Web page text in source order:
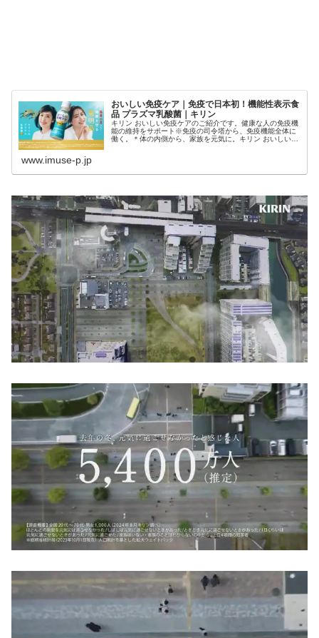
おいしい免疫ケア｜免疫で日本初！機能性表示食
品 プラズマ乳酸菌｜キリン
キリン おいしい免疫ケアのご紹介です。健康な人の免疫機
能の維持をサポート※免疫の司令塔から、免疫機能全体に
働く。＊体の内側から、家族を元気に。キリン おいしい免
www.imuse-p.jp